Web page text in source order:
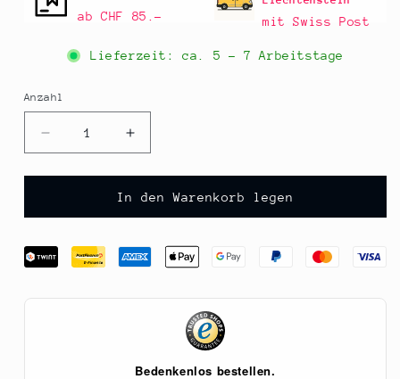
ab CHF 85.– mit Swiss Post
Lieferzeit: ca. 5 - 7 Arbeitstage
Anzahl
Anzahl
Verringere
die
Menge
Pfeilwurzstärke,
kg
Erhöhe
die
Menge
für
Pfeilwurzstärke,
kg
In den Warenkorb legen